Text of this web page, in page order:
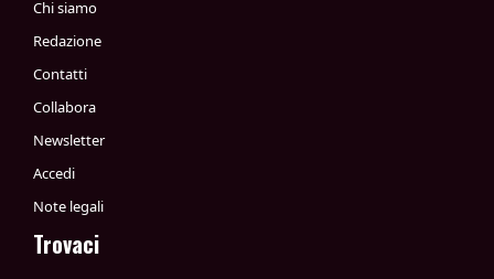
Chi siamo
Redazione
Contatti
Collabora
Newsletter
Accedi
Note legali
Trovaci